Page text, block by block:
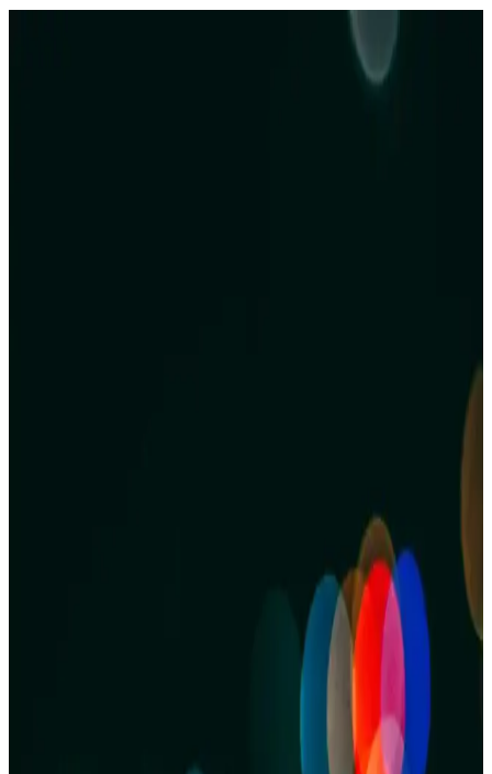
Noel İçin Ekonomik ve Doyurucu Ana Yemek
40 kişilik lise grubu için makarna miktarı, pişirme ve servis
yöntemleri detaylı şekilde ele alınmıştır. Doğru porsiyon, sıcak tutma
ve hijyen önlemleriyle besleyici yemek planlaması sunuluyor.
Ev Yapımı Makarna Sosunu Restoran Kalitesine
Yaklaştırmanın Yöntemleri ve İpuçları
Ev yapımı makarna soslarının restoran kalitesine ulaşması için
kaliteli malzeme seçimi, doğru pişirme teknikleri ve baharat dengesi
önemlidir. Uzun pişirme süresi ve uygun yağ kullanımı lezzeti artırır.